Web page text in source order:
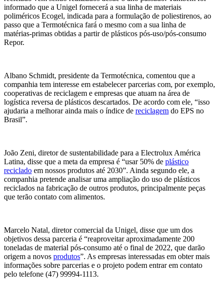
informado que a Unigel fornecerá a sua linha de materiais
poliméricos Ecogel, indicada para a formulação de poliestirenos, ao
passo que a Termotécnica fará o mesmo com a sua linha de
matérias-primas obtidas a partir de plásticos pós-uso/pós-consumo
Repor.
Albano Schmidt, presidente da Termotécnica, comentou que a
companhia tem interesse em estabelecer parcerias com, por exemplo,
cooperativas de reciclagem e empresas que atuam na área de
logística reversa de plásticos descartados. De acordo com ele, “isso
ajudaria a melhorar ainda mais o índice de reciclagem do EPS no
Brasil”.
João Zeni, diretor de sustentabilidade para a Electrolux América
Latina, disse que a meta da empresa é “usar 50% de plástico
reciclado em nossos produtos até 2030”. Ainda segundo ele, a
companhia pretende analisar uma ampliação do uso de plásticos
reciclados na fabricação de outros produtos, principalmente peças
que terão contato com alimentos.
Marcelo Natal, diretor comercial da Unigel, disse que um dos
objetivos dessa parceria é “reaproveitar aproximadamente 200
toneladas de material pós-consumo até o final de 2022, que darão
origem a novos produtos”. As empresas interessadas em obter mais
informações sobre parcerias e o projeto podem entrar em contato
pelo telefone (47) 99994-1113.